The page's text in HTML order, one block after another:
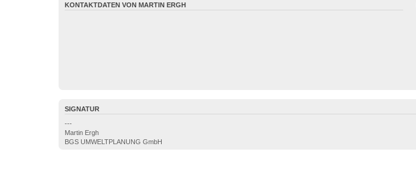
KONTAKTDATEN VON MARTIN ERGH
SIGNATUR
---
Martin Ergh
BGS UMWELTPLANUNG GmbH